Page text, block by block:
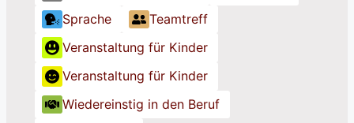
Sprache
Teamtreff
Veranstaltung für Kinder
Veranstaltung für Kinder
Wiedereinstig in den Beruf